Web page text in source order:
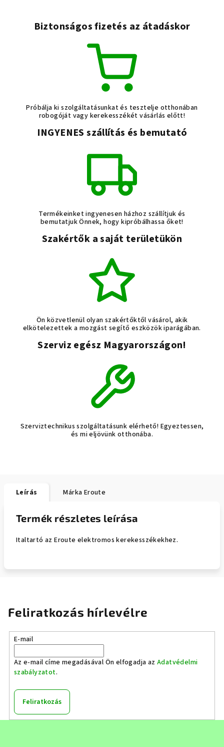
Biztonságos fizetés az átadáskor
Próbálja ki szolgáltatásunkat és tesztelje otthonában
robogóját vagy kerekesszékét vásárlás előtt!
INGYENES szállítás és bemutató
Termékeinket ingyenesen házhoz szállítjuk és
bemutatjuk Önnek, hogy kipróbálhassa őket!
Szakértők a saját területükön
Ön közvetlenül olyan szakértőktől vásárol, akik
elkötelezettek a mozgást segítő eszközök iparágában.
Szerviz egész Magyarországon!
Szerviztechnikus szolgáltatásunk elérhető! Egyeztessen,
és mi eljövünk otthonába.
Leírás Márka Eroute
Termék részletes leírása
Italtartó az Eroute elektromos kerekesszékekhez.
Feliratkozás hírlevélre
E-mail
Az e-mail címe megadásával Ön elfogadja az Adatvédelmi
szabályzatot.
Feliratkozás